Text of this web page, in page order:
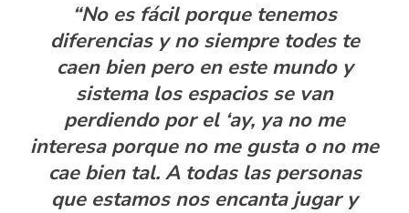
“No es fácil porque tenemos
diferencias y no siempre todes te
caen bien pero en este mundo y
sistema los espacios se van
perdiendo por el ‘ay, ya no me
interesa porque no me gusta o no me
cae bien tal. A todas las personas
que estamos nos encanta jugar y